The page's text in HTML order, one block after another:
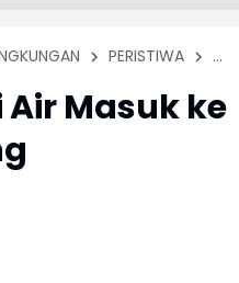
PERISTIWA
Masuk ke